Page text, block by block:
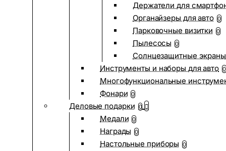
Держатели для
Органайзеры для авто 0
Парковочные визитки 0
Пылесосы 0
Солнцезащитные экраны
Инструменты и наборы для авто 0
Многофункциональные
Фонари 0
Деловые подарки 0
Медали 0
Награды 0
Настольные приборы 0